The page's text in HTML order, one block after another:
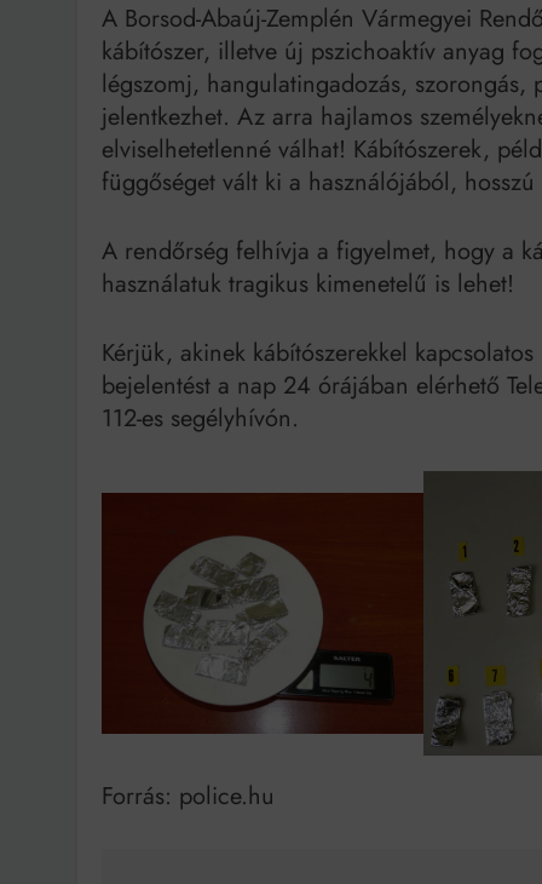
A Borsod-Abaúj-Zemplén Vármegyei
kábítószer, illetve új pszichoaktív anyag
légszomj, hangulatingadozás,
jelentkezhet. Az arra hajlamos
elviselhetetlenné válhat! Kábítószerek,
függőséget vált ki a használójából,
A rendőrség felhívja a figyelmet, hogy a
használatuk tragikus kimenetelű is lehet!
Kérjük, akinek kábítószerekkel
bejelentést a nap 24 órájában elérhető
112-es segélyhívón.
Forrás: police.hu